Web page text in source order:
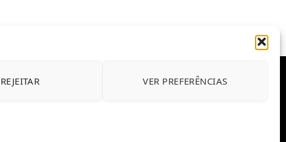
REJEITAR VER PREFERÊNCIAS